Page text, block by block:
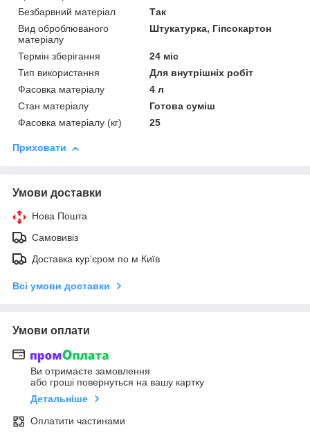
Безбарвний матеріал
Так
Вид оброблюваного
матеріалу
Штукатурка, Гіпсокартон
Термін зберігання
24 міс
Тип використання
Для внутрішніх робіт
Фасовка матеріалу
4 л
Стан матеріалу
Готова суміш
Фасовка матеріалу (кг)
25
Приховати
Умови доставки
Нова Пошта
Самовивіз
Доставка кур'єром по м Київ
Всі умови доставки
Умови оплати
Ви отримаєте замовлення
або гроші повернуться на вашу картку
Детальніше
Оплатити частинами